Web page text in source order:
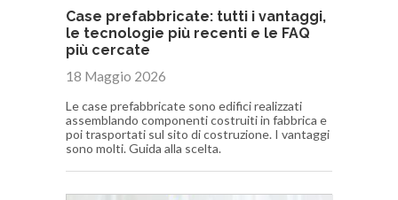
Case prefabbricate: tutti i vantaggi,
le tecnologie più recenti e le FAQ
più cercate
18 Maggio 2026
Le case prefabbricate sono edifici realizzati
assemblando componenti costruiti in fabbrica e
poi trasportati sul sito di costruzione. I vantaggi
sono molti. Guida alla scelta.